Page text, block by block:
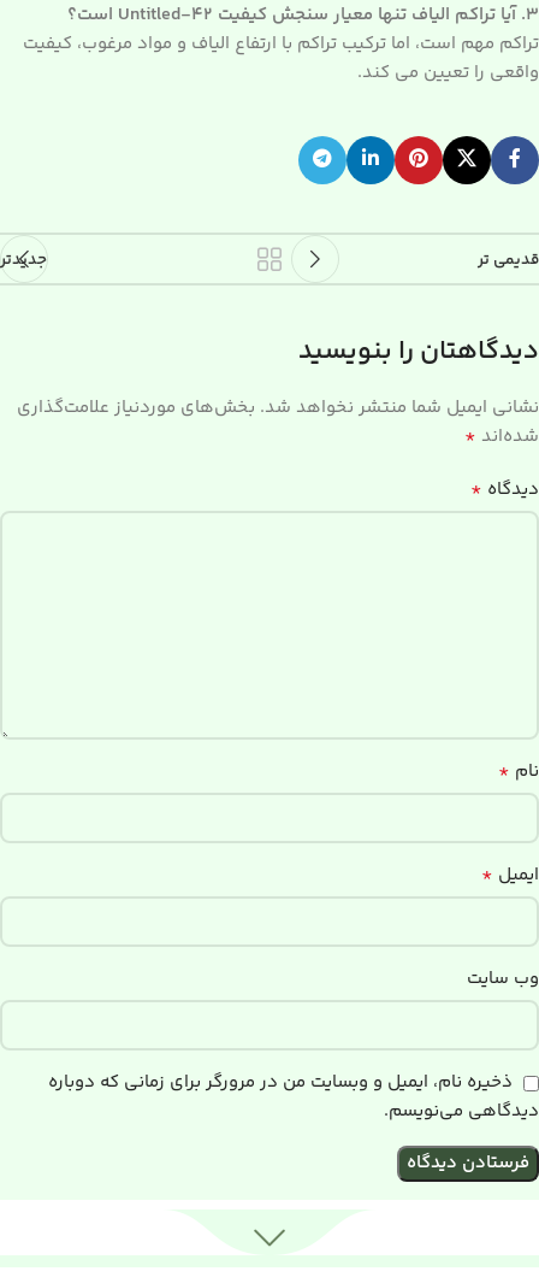
۳. آیا تراکم الیاف تنها معیار سنجش کیفیت Untitled-42 است؟
تراکم مهم است، اما ترکیب تراکم با ارتفاع الیاف و مواد مرغوب، کیفیت
واقعی را تعیین می کند.
جدیدتر قدیمی تر
دیدگاهتان را بنویسید
نشانی ایمیل شما منتشر نخواهد شد. بخش‌های موردنیاز علامت‌گذاری
شده‌اند *
دیدگاه *
نام *
ایمیل *
وب‌ سایت
ذخیره نام، ایمیل و وبسایت من در مرورگر برای زمانی که دوباره
دیدگاهی می‌نویسم.